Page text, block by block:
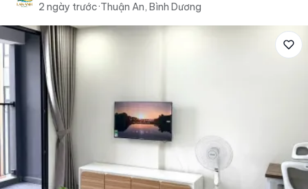
2 ngày trước·Thuận An, Bình Dương